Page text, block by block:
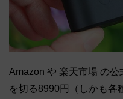
Amazon や 楽天市場 の
を切る8990円（しかも各